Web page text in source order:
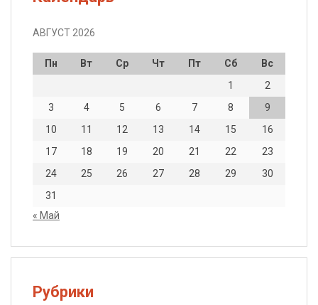
АВГУСТ 2026
Пн Вт Ср Чт Пт Сб
Вс
1
2
3
4 5 6 7 8
9
10
11 12 13 14 15
16
17
18 19 20 21 22
23
24
25 26 27 28 29
30
31
« Май
Рубрики